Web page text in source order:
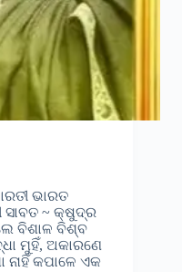
ଭାରତ
ସାବତ ~ କ୍ଷୁଦ୍ର
ବିଶାଳ ବିଶ୍ବ
ମୁହିଁ, ଅକାରଣେ
ନାହିଁ କପାଳେ ଏକ